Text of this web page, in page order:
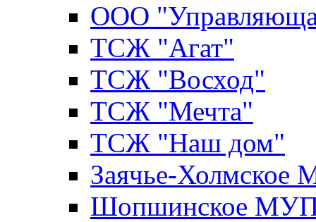
ООО
ТСЖ "Агат"
ТСЖ "Восход"
ТСЖ "Мечта"
ТСЖ "Наш дом"
Заячье-
Шопшинское